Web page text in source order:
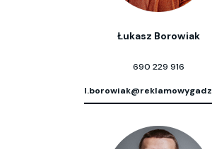
Łukasz Borowiak
690 229 916